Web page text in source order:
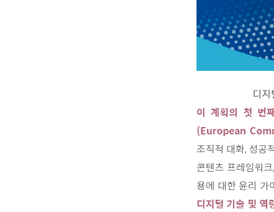
디
이 계획의 첫 번
(European
조직적 대화, 성공
콘텐츠 프레임워
용에 대한 윤리
디지털 기술 및 역